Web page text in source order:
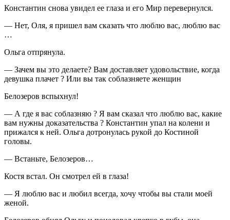
Константин снова увидел ее глаза и его Мир перевернулся.
— Нет, Оля, я пришел вам сказать что люблю вас, люблю вас
…
Ольга отпрянула.
— Зачем вы это делаете? Вам доставляет удовольствие, когда
девушка плачет ? Или вы так соблазняете женщин
Белозеров вспыхнул!
— А где я вас соблазняю ? Я вам сказал что люблю вас, какие
вам нужны доказательства ? Константин упал на колени и
прижался к ней. Ольга дотронулась рукой до Костиной
головы.
— Встаньте, Белозеров…
Костя встал. Он смотрел ей в глаза!
— Я люблю вас и любил всегда, хочу чтобы вы стали моей
женой.